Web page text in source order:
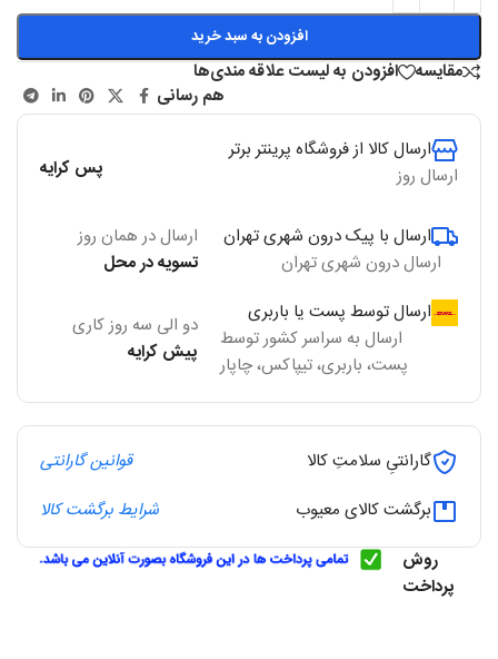
افزودن به سبد خرید
مقایسه
افزودن به لیست علاقه مندی‌ها
هم رسانی
ارسال کالا از فروشگاه پرینتر برتر
ارسال روز
پس کرایه
ارسال با پیک درون شهری تهران
ارسال درون شهری تهران
ارسال در همان روز
تسویه در محل
ارسال توسط پست یا باربری
ارسال به سراسر کشور توسط
پست، باربری، تیپاکس، چاپار
دو الی سه روز کاری
پیش کرایه
گارانتیِ سلامتِ کالا
قوانین گارانتی
برگشت کالای معیوب
شرایط برگشت کالا
روش
پرداخت